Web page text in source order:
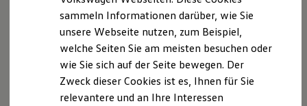
Connect Pro
Fleet Interface Data
Multistop Pathfinder
Übersicht Software Updates
Digitales Bordbuch
Fahrerassistenz- und Sicherheitssysteme
Kontrollleuchten
sammeln Informationen darüber, wie Sie
unsere Webseite nutzen, zum Beispiel,
welche Seiten Sie am meisten besuchen oder
wie Sie sich auf der Seite bewegen. Der
Zweck dieser Cookies ist es, Ihnen für Sie
relevantere und an Ihre Interessen